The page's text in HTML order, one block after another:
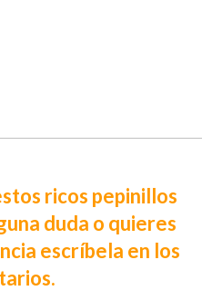
ricos pepinillos
duda o quieres
escríbela en los